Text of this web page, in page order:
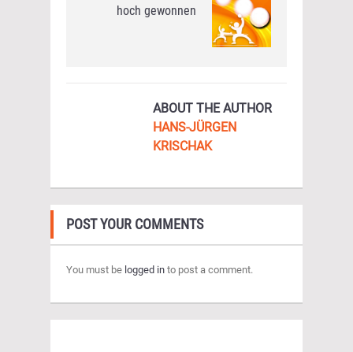
hoch gewonnen
ABOUT THE AUTHOR
HANS-JÜRGEN
KRISCHAK
POST YOUR COMMENTS
You must be logged in to post a comment.